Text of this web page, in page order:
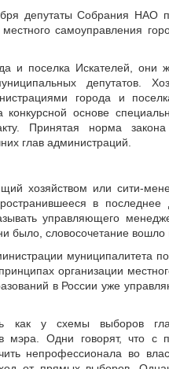
депутаты Собрания НАО
самоуправления
и поселка Искателей, они
депутатов.
города и
основе
Принятая норма
глав администраций.
хозяйством или сити-
в
управляющего
было, словосочетание вошло
муниципалитета
организации
в России уже
как у схемы выборов
Одни говорят, что с
непрофессионала во